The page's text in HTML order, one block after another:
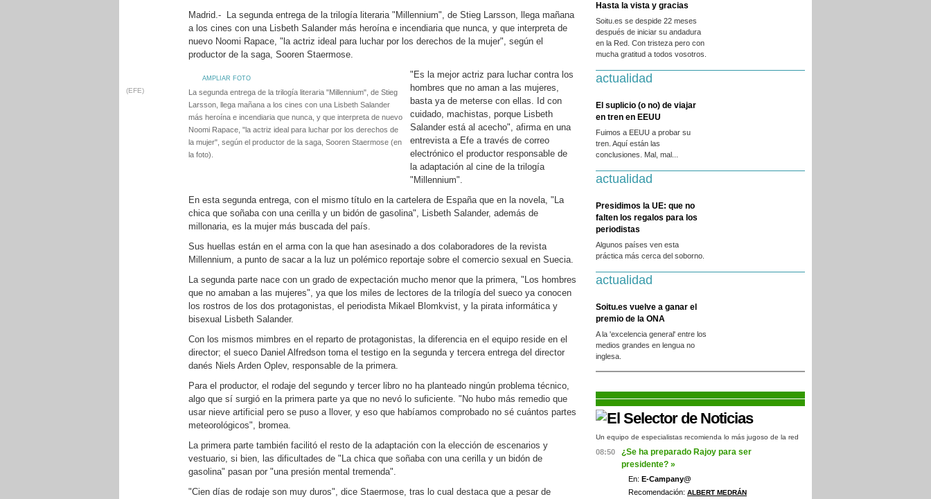
Madrid.- La segunda entrega de la trilogía literaria "Millennium", de Stieg Larsson, llega mañana
a los cines con una Lisbeth Salander más heroína e incendiaria que nunca, y que interpreta de
nuevo Noomi Rapace, "la actriz ideal para luchar por los derechos de la mujer", según el
productor de la saga, Sooren Staermose.
AMPLIAR FOTO
(EFE)
La segunda entrega de la trilogía literaria "Millennium", de Stieg
Larsson, llega mañana a los cines con una Lisbeth Salander
más heroína e incendiaria que nunca, y que interpreta de nuevo
Noomi Rapace, "la actriz ideal para luchar por los derechos de
la mujer", según el productor de la saga, Sooren Staermose (en
la foto).
"Es la mejor actriz para luchar contra los
hombres que no aman a las mujeres,
basta ya de meterse con ellas. Id con
cuidado, machistas, porque Lisbeth
Salander está al acecho", afirma en una
entrevista a Efe a través de correo
electrónico el productor responsable de
la adaptación al cine de la trilogía
"Millennium".
En esta segunda entrega, con el mismo título en la cartelera de España que en la novela, "La
chica que soñaba con una cerilla y un bidón de gasolina", Lisbeth Salander, además de
millonaria, es la mujer más buscada del país.
Sus huellas están en el arma con la que han asesinado a dos colaboradores de la revista
Millennium, a punto de sacar a la luz un polémico reportaje sobre el comercio sexual en Suecia.
La segunda parte nace con un grado de expectación mucho menor que la primera, "Los hombres
que no amaban a las mujeres", ya que los miles de lectores de la trilogía del sueco ya conocen
los rostros de los dos protagonistas, el periodista Mikael Blomkvist, y la pirata informática y
bisexual Lisbeth Salander.
Con los mismos mimbres en el reparto de protagonistas, la diferencia en el equipo reside en el
director; el sueco Daniel Alfredson toma el testigo en la segunda y tercera entrega del director
danés Niels Arden Oplev, responsable de la primera.
Para el productor, el rodaje del segundo y tercer libro no ha planteado ningún problema técnico,
algo que sí surgió en la primera parte ya que no nevó lo suficiente. "No hubo más remedio que
usar nieve artificial pero se puso a llover, y eso que habíamos comprobado no sé cuántos partes
meteorológicos", bromea.
La primera parte también facilitó el resto de la adaptación con la elección de escenarios y
vestuario, si bien, las dificultades de "La chica que soñaba con una cerilla y un bidón de
gasolina" pasan por "una presión mental tremenda".
"Cien días de rodaje son muy duros", dice Staermose, tras lo cual destaca que a pesar de
Hasta la vista y gracias
Soitu.es se despide 22 meses
después de iniciar su andadura
en la Red. Con tristeza pero con
mucha gratitud a todos vosotros.
actualidad
El suplicio (o no) de viajar
en tren en EEUU
Fuimos a EEUU a probar su
tren. Aquí están las
conclusiones. Mal, mal...
actualidad
Presidimos la UE: que no
falten los regalos para los
periodistas
Algunos países ven esta
práctica más cerca del soborno.
actualidad
Soitu.es vuelve a ganar el
premio de la ONA
A la 'excelencia general' entre los
medios grandes en lengua no
inglesa.
Un equipo de especialistas recomienda lo más jugoso de la red
08:50
¿Se ha preparado Rajoy para ser
presidente? »
En: E-Campany@
Recomendación: ALBERT MEDRÁN